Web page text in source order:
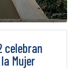
celebran
Mujer